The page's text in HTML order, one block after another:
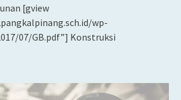
[gview
wp-
07/GB.pdf”] Konstruksi